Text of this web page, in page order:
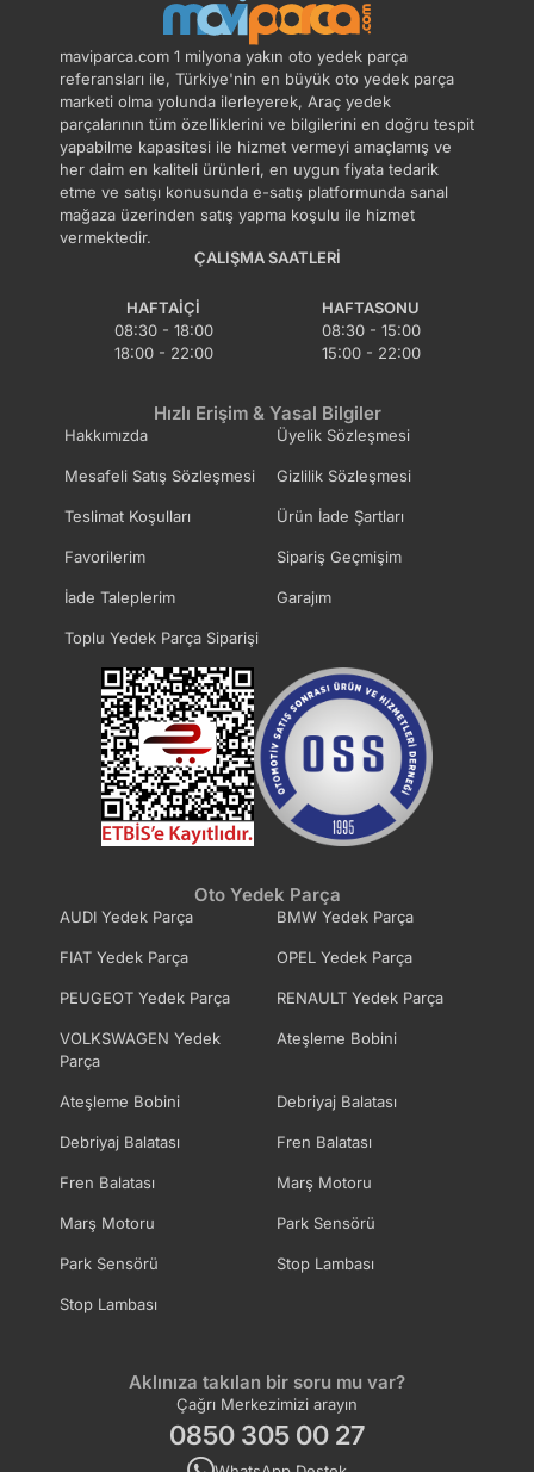
adedin üzerindeki siparişleri iptal etme hakkı
maviparca.com tarafından saklı tutulmaktadır.
Belirlenen bu limit kurumsal siparişlerde geçerli
değildir. Kurumsal siparişler için farklı limitler ve
özel teklifler sunulabilmektedir.
14 gün içinde ücretsiz iade. Detaylı bilgi için
tıklayın.
maviparca.com 1 milyona yakın oto yedek parça
referansları ile, Türkiye'nin en büyük oto yedek parça
marketi olma yolunda ilerleyerek, Araç yedek
parçalarının tüm özelliklerini ve bilgilerini en doğru tespit
yapabilme kapasitesi ile hizmet vermeyi amaçlamış ve
her daim en kaliteli ürünleri, en uygun fiyata tedarik
etme ve satışı konusunda e-satış platformunda sanal
mağaza üzerinden satış yapma koşulu ile hizmet
vermektedir.
ÇALIŞMA SAATLERI
HAFTAIÇI
08:30 - 18:00
18:00 - 22:00
HAFTASONU
08:30 - 15:00
15:00 - 22:00
Hızlı Erişim & Yasal Bilgiler
Hakkımızda Üyelik Sözleşmesi
Mesafeli Satış Sözleşmesi Gizlilik Sözleşmesi
Teslimat Koşulları Ürün İade Şartları
Favorilerim Sipariş Geçmişim
İade Taleplerim Garajım
Toplu Yedek Parça Siparişi
Oto Yedek Parça
AUDI Yedek Parça BMW Yedek Parça
FIAT Yedek Parça OPEL Yedek Parça
PEUGEOT Yedek Parça RENAULT Yedek Parça
VOLKSWAGEN Yedek
Parça
Ateşleme Bobini
Ateşleme Bobini Debriyaj Balatası
Debriyaj Balatası Fren Balatası
Fren Balatası Marş Motoru
Marş Motoru Park Sensörü
Park Sensörü Stop Lambası
Stop Lambası
Aklınıza takılan bir soru mu var?
Çağrı Merkezimizi arayın
0850 305 00 27